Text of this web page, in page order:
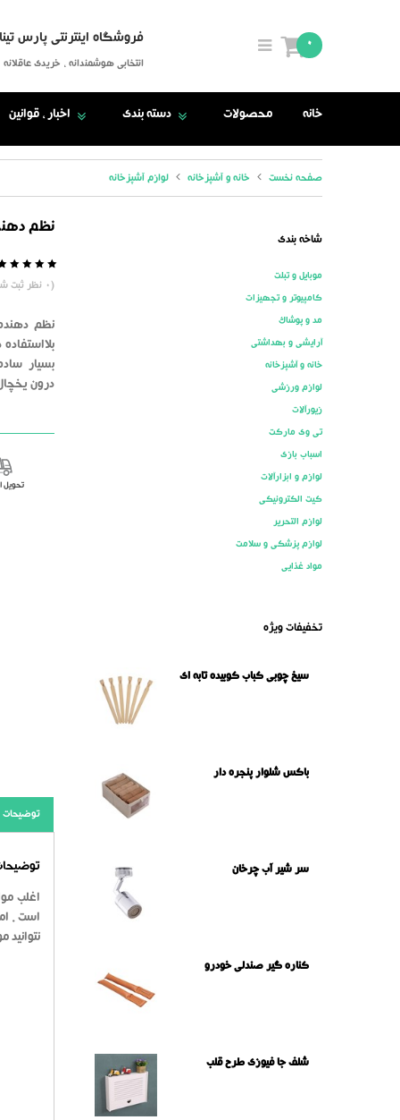
فروشگاه اینترنتی پارس تینا
انتخابی هوشمندانه ، خریدی عاقلانه
0
خانه محصولات دسته بندی اخبار ، قوانین
صفحه نخست خانه و آشپزخانه لوازم آشپزخانه
نظم
50
(
0 نظر ثبت
نظم
درون
توضیحات
اغلب
است .
شاخه بندی
موبایل و تبلت
کامپیوتر و تجهیزات
مد و پوشاک
آرایشی و بهداشتی
خانه و آشپزخانه
لوازم ورزشی
زیورآلات
تی وی مارکت
اسباب بازی
لوازم و ابزارآلات
کیت الکترونیکی
لوازم التحریر
لوازم پزشکی و سلامت
مواد غذایی
تخفیفات ویژه
سیخ چوبی کباب کوبیده تابه ای
باکس شلوار پنجره دار
سر شیر آب چرخان
کناره گیر صندلی خودرو
شلف جا فیوزی طرح قلب